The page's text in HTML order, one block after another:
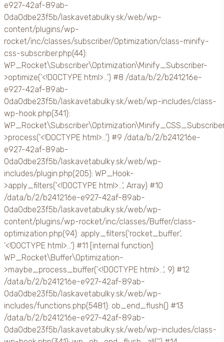
e927-42af-89ab-
0da0dbe23f5b/laskavetabulky.sk/web/wp-
content/plugins/wp-
rocket/inc/classes/subscriber/Optimization/class-minify-
css-subscriber.php(44):
WP_Rocket\Subscriber\Optimization\Minify_Subscriber-
>optimize('<!DOCTYPE html>...') #8 /data/b/2/b241216e-
e927-42af-89ab-
0da0dbe23f5b/laskavetabulky.sk/web/wp-includes/class-
wp-hook.php(341):
>process('<!DOCTYPE html>...') #9 /data/b/2/b241216e-
e927-42af-89ab-
0da0dbe23f5b/laskavetabulky.sk/web/wp-
includes/plugin.php(205): WP_Hook-
>apply_filters('<!DOCTYPE html>...', Array) #10
/data/b/2/b241216e-e927-42af-89ab-
0da0dbe23f5b/laskavetabulky.sk/web/wp-
content/plugins/wp-rocket/inc/classes/Buffer/class-
optimization.php(94): apply_filters('rocket_buffer',
'<!DOCTYPE html>...') #11 [internal function]:
WP_Rocket\Buffer\Optimization-
>maybe_process_buffer('<!DOCTYPE html>...', 9) #12
/data/b/2/b241216e-e927-42af-89ab-
0da0dbe23f5b/laskavetabulky.sk/web/wp-
includes/functions.php(5481): ob_end_flush() #13
/data/b/2/b241216e-e927-42af-89ab-
0da0dbe23f5b/laskavetabulky.sk/web/wp-includes/class-